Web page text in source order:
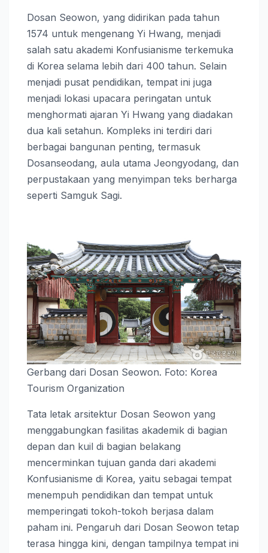
Dosan Seowon, yang didirikan pada tahun
1574 untuk mengenang Yi Hwang, menjadi
salah satu akademi Konfusianisme terkemuka
di Korea selama lebih dari 400 tahun. Selain
menjadi pusat pendidikan, tempat ini juga
menjadi lokasi upacara peringatan untuk
menghormati ajaran Yi Hwang yang diadakan
dua kali setahun. Kompleks ini terdiri dari
berbagai bangunan penting, termasuk
Dosanseodang, aula utama Jeongyodang, dan
perpustakaan yang menyimpan teks berharga
seperti Samguk Sagi.
Gerbang dari Dosan Seowon. Foto: Korea
Tourism Organization
Tata letak arsitektur Dosan Seowon yang
menggabungkan fasilitas akademik di bagian
depan dan kuil di bagian belakang
mencerminkan tujuan ganda dari akademi
Konfusianisme di Korea, yaitu sebagai tempat
menempuh pendidikan dan tempat untuk
memperingati tokoh-tokoh berjasa dalam
paham ini. Pengaruh dari Dosan Seowon tetap
terasa hingga kini, dengan tampilnya tempat ini